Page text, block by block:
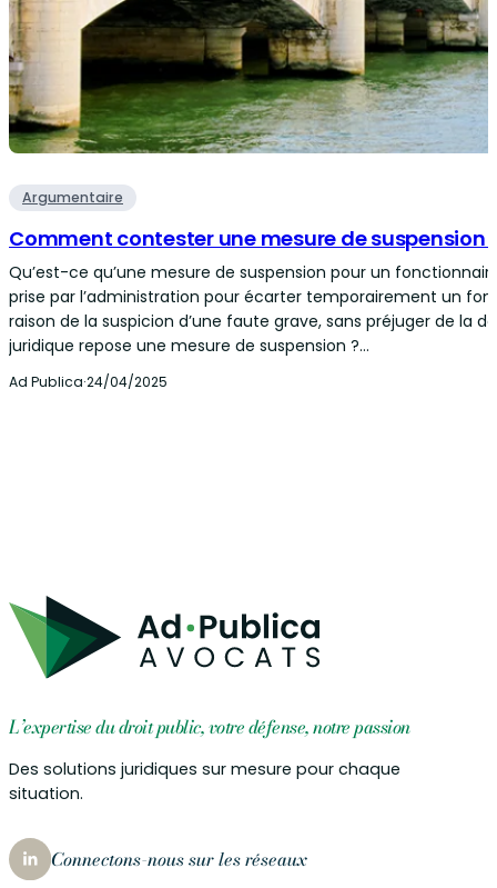
Argumentaire
Comment contester une mesure de suspension
Qu’est-ce qu’une mesure de suspension pour un
prise par l’administration pour écarter temporairement un
raison de la suspicion d’une faute grave, sans préjuger de la
juridique repose une mesure de suspension ?…
Ad Publica·24/04/2025
L’expertise du droit public, votre défense, notre passion
Des solutions juridiques sur mesure pour chaque
situation.
Connectons-nous sur les réseaux